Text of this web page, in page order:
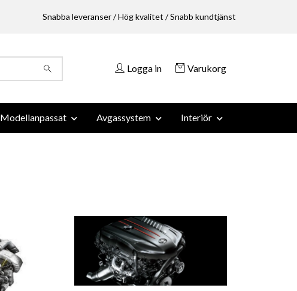
Snabba leveranser / Hög kvalitet / Snabb kundtjänst
Logga in Varukorg
Modellanpassat Avgassystem Interiör